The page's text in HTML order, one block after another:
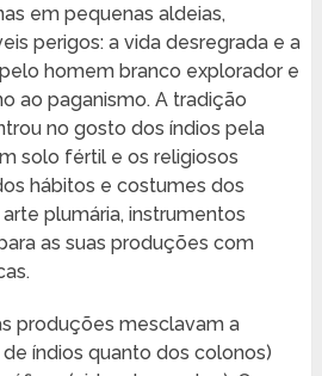
em pequenas aldeias,
perigos: a vida desregrada e a
homem branco explorador e
ao paganismo. A tradição
no gosto dos índios pela
solo fértil e os religiosos
hábitos e costumes dos
plumária, instrumentos
as suas produções com
produções mesclavam a
índios quanto dos colonos)